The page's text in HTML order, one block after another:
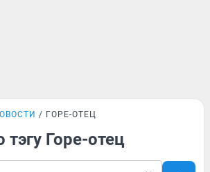
ГОРЕ-ОТЕЦ
тэгу Горе-отец